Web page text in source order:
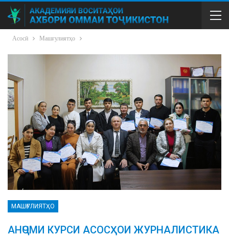
Асосӣ Машғулиятҳо
МАШҒУЛИЯТҲО
АНҶОМИ КУРСИ АСОСҲОИ ЖУРНАЛИСТИКА